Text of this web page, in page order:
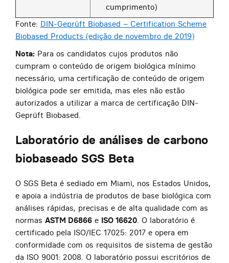
cumprimento)
Fonte: DIN-Geprüft Biobased – Certification Scheme
Biobased Products (edição de novembro de 2019)
Nota: Para os candidatos cujos produtos não
cumpram o conteúdo de origem biológica mínimo
necessário, uma certificação de conteúdo de origem
biológica pode ser emitida, mas eles não estão
autorizados a utilizar a marca de certificação DIN-
Geprüft Biobased.
Laboratório de análises de carbono
biobaseado SGS Beta
O SGS Beta é sediado em Miami, nos Estados Unidos,
e apoia a indústria de produtos de base biológica com
análises rápidas, precisas e de alta qualidade com as
normas ASTM D6866 e ISO 16620. O laboratório é
certificado pela ISO/IEC 17025: 2017 e opera em
conformidade com os requisitos de sistema de gestão
da ISO 9001: 2008. O laboratório possui escritórios de